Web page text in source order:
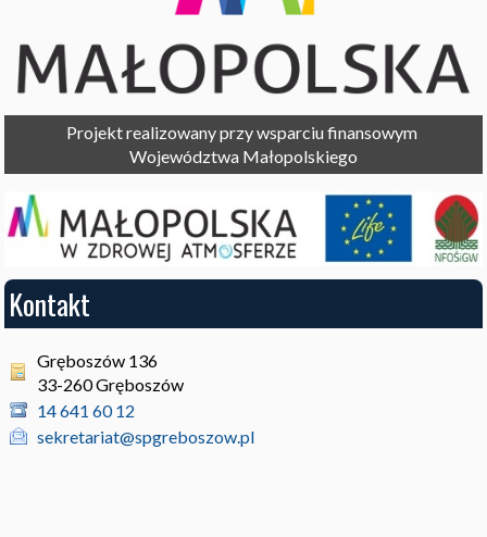
Projekt realizowany przy wsparciu finansowym
Województwa Małopolskiego
Kontakt
Gręboszów 136
33-260 Gręboszów
14 641 60 12
sekretariat@spgreboszow.pl